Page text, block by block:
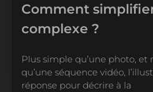
Comment
complexe ?
Plus simple qu’une photo, et
qu’une séquence vidéo,
réponse pour décrire à la